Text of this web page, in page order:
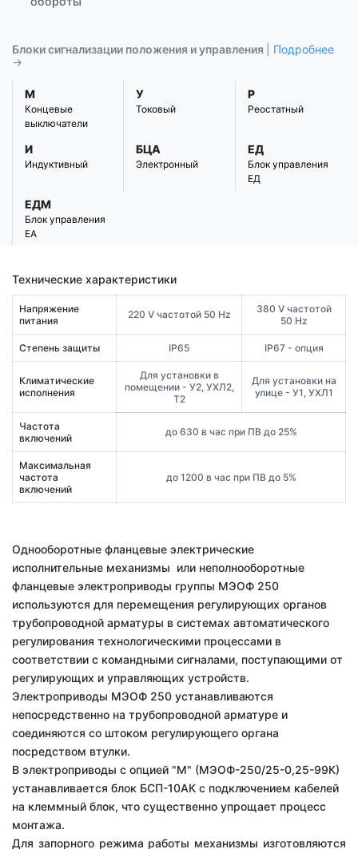
Блоки сигнализации положения и управления
| Подробнее
→
М
Концевые
выключатели
У
Токовый
Р
Реостатный
И
Индуктивный
БЦА
Электронный
ЕД
Блок управления
ЕД
ЕДМ
Блок управления
ЕА
Технические характеристики
Напряжение
питания
220 V частотой 50 Hz
380 V частотой
50 Hz
Степень защиты IP65 IP67 - опция
Климатические
исполнения
Для установки в
помещении - У2, УХЛ2,
Т2
Для установки на
улице - У1, УХЛ1
Частота
включений
до 630 в час при ПВ до 25%
Максимальная
частота
включений
до 1200 в час при ПВ до 5%
Однооборотные фланцевые электрические
исполнительные механизмы или неполнооборотные
фланцевые электроприводы группы МЭОФ 250
используются для перемещения регулирующих органов
трубопроводной арматуры в системах автоматического
регулирования технологическими процессами в
соответствии с командными сигналами, поступающими от
регулирующих и управляющих устройств.
Электроприводы МЭОФ 250 устанавливаются
непосредственно на трубопро­водной арматуре и
соединяются со штоком регулирующего органа
посредством втулки.
В электроприводы с опцией "М" (МЭОФ-250/25-0,25-99К)
устанавливается блок БСП-10АК с подключением кабелей
на клеммный блок, что существенно упрощает процесс
монтажа.
Для запорного режима работы механизмы изготовляются